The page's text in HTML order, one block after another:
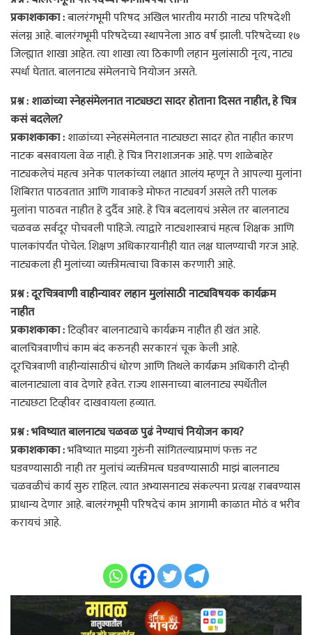
प्रकाशकाका :बालरंगभूमी परिषद अखिल भारतीय मराठी नाट्य परिषदेशी
संलग्न आहे. बालरंगभूमी परिषदेच्या स्थापनेला आठ वर्ष झाली. परिषदेच्या १७
जिल्ह्यात शाखा आहेत. त्या शाखा त्या ठिकाणी लहान मुलांसाठी नृत्य, नाट्य
स्पर्धा घेतात. बालनाट्य संमेलनाचे नियोजन असते.
प्रश्न : शाळांच्या स्नेहसंमेलनात नाट्यछटा सादर होताना दिसत नाहीत, हे चित्र
कसं बदलेल?
प्रकाशकाका :शाळांच्या स्नेहसंमेलनात नाट्यछटा सादर होत नाहीत कारण
नाटक बसवायला वेळ नाही. हे चित्र निराशाजनक आहे. पण शाळेबाहेर
नाट्यकलेचं महत्व अनेक पालकांच्या लक्षात आलंय म्हणून ते आपल्या मुलांना
शिबिरात पाठवतात आणि गावाकडे मोफत नाट्यवर्ग असले तरी पालक
मुलांना पाठवत नाहीत हे दुर्दैव आहे. हे चित्र बदलायचं असेल तर बालनाट्य
चळवळ सर्वदूर पोचवली पाहिजे. त्याद्वारे नाट्यशास्त्राचं महत्व शिक्षक आणि
पालकांपर्यंत पोचेल. शिक्षण अधिकारयानीही यात लक्ष घालण्याची गरज आहे.
नाट्यकला ही मुलांच्या व्यक्तीमत्वाचा विकास करणारी आहे.
प्रश्न : दूरचित्रवाणी वाहीन्यावर लहान मुलांसाठी नाट्यविषयक कार्यक्रम
नाहीत
प्रकाशकाका :टिव्हीवर बालनाट्याचे कार्यक्रम नाहीत ही खंत आहे.
बालचित्रवाणीचं काम बंद करुनही सरकारनं चूक केली आहे.
दूरचित्रवाणी वाहीन्यांसाठीचं धोरण आणि तिथले कार्यक्रम अधिकारी दोन्ही
बालनाट्याला वाव देणारे हवेत. राज्य शासनाच्या बालनाट्य स्पर्धेतील
नाट्यछटा टिव्हीवर दाखवायला हव्यात.
प्रश्न : भविष्यात बालनाट्य चळवळ पुढं नेण्याचं नियोजन काय?
प्रकाशकाका :भविष्यात माझ्या गुरुंनी सांगितल्याप्रमाणं फक्त नट
घडवण्यासाठी नाही तर मुलांचं व्यक्तीमत्व घडवण्यासाठी माझं बालनाट्य
चळवळीचं कार्य सुरु राहिल. त्यात अभ्यासनाट्य संकल्पना प्रत्यक्ष राबवण्यास
प्राधान्य देणार आहे. बालरंगभूमी परिषदेचं काम आगामी काळात मोठं व भरीव
करायचं आहे.